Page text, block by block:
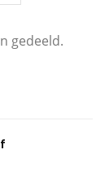
gedeeld.